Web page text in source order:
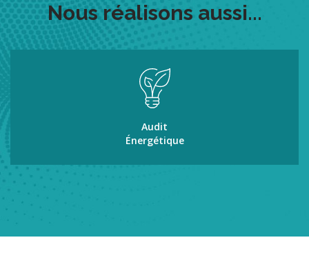
Nous réalisons aussi...
Audit
Énergétique